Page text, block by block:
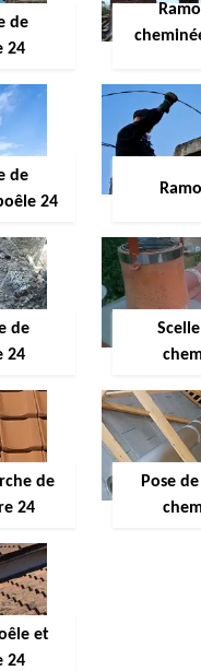
de
24
de
24
de
24
de
24
Pose
et
24